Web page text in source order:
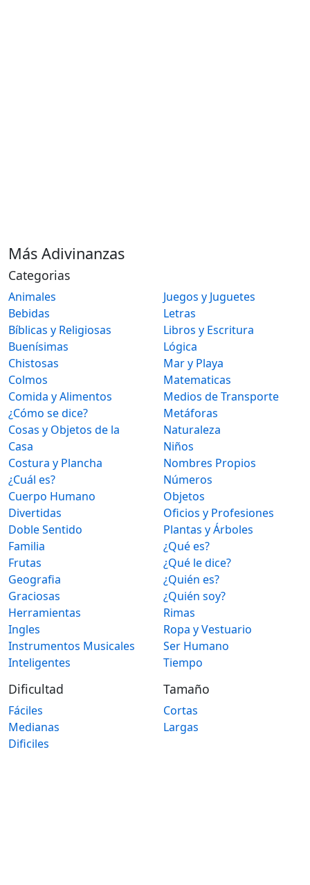
Más Adivinanzas
Categorias
Animales
Bebidas
Bíblicas y Religiosas
Buenísimas
Chistosas
Colmos
Comida y Alimentos
¿Cómo se dice?
Cosas y Objetos de la
Casa
Costura y Plancha
¿Cuál es?
Cuerpo Humano
Divertidas
Doble Sentido
Familia
Frutas
Geografia
Graciosas
Herramientas
Ingles
Instrumentos Musicales
Inteligentes
Juegos y Juguetes
Letras
Libros y Escritura
Lógica
Mar y Playa
Matematicas
Medios de Transporte
Metáforas
Naturaleza
Niños
Nombres Propios
Números
Objetos
Oficios y Profesiones
Plantas y Árboles
¿Qué es?
¿Qué le dice?
¿Quién es?
¿Quién soy?
Rimas
Ropa y Vestuario
Ser Humano
Tiempo
Dificultad
Fáciles
Medianas
Dificiles
Tamaño
Cortas
Largas